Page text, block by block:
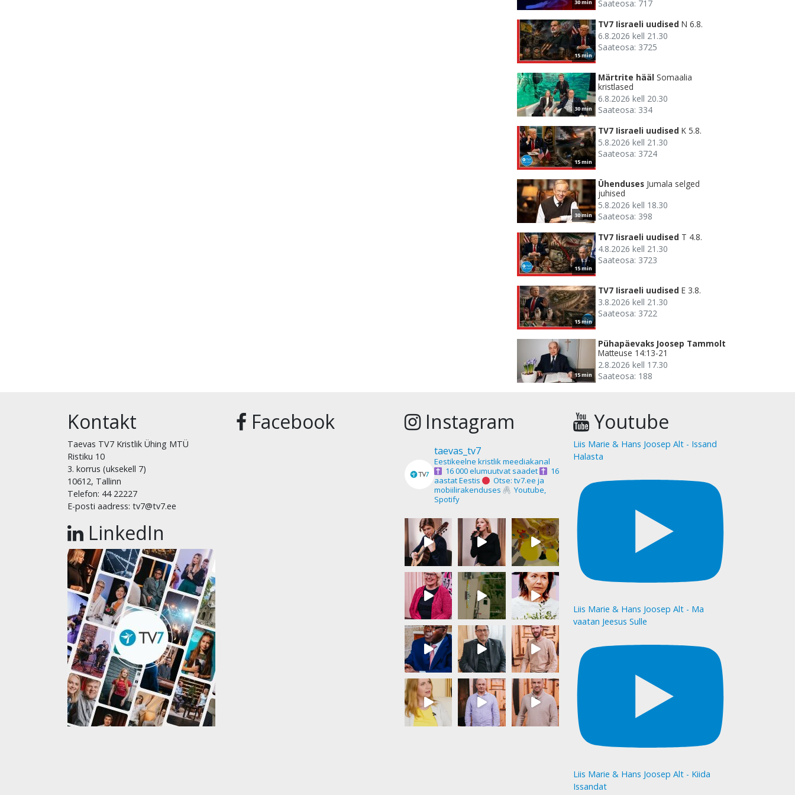
30 min Saateosa: 717
15 min
TV7 Iisraeli uudised N 6.8.
6.8.2026 kell 21.30
Saateosa: 3725
30 min
Märtrite hääl Somaalia
kristlased
6.8.2026 kell 20.30
Saateosa: 334
15 min
TV7 Iisraeli uudised K 5.8.
5.8.2026 kell 21.30
Saateosa: 3724
30 min
Ühenduses Jumala selged
juhised
5.8.2026 kell 18.30
Saateosa: 398
15 min
TV7 Iisraeli uudised T 4.8.
4.8.2026 kell 21.30
Saateosa: 3723
15 min
TV7 Iisraeli uudised E 3.8.
3.8.2026 kell 21.30
Saateosa: 3722
15 min
Pühapäevaks Joosep Tammolt
Matteuse 14:13-21
2.8.2026 kell 17.30
Saateosa: 188
Kontakt
Taevas TV7 Kristlik Ühing MTÜ
Ristiku 10
3. korrus (uksekell 7)
10612, Tallinn
Telefon: 44 22227
E-posti aadress: tv7@tv7.ee
LinkedIn
Facebook Instagram
taevas_tv7
Eestikeelne kristlik meediakanal
16 000 elumuutvat saadet
16
aastat Eestis
Otse: tv7.ee ja
mobiilirakenduses
Youtube,
Spotify
Youtube
Liis Marie & Hans Joosep Alt - Issand
Halasta
Liis Marie & Hans Joosep Alt - Ma
vaatan Jeesus Sulle
Liis Marie & Hans Joosep Alt - Kiida
Issandat